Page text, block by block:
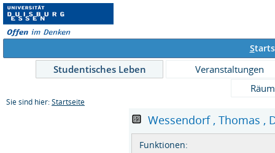
S
Studentisches Leben
Veranstaltungen
Sie sind hier: Startseite
Wessendorf , Thomas ,
Funktionen: